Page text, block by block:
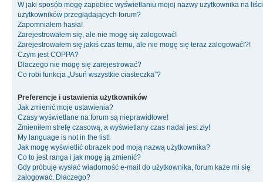
W jaki sposób mogę zapobiec wyświetlaniu mojej nazwy użytkownika na
użytkowników przeglądających forum?
Zapomniałem hasła!
Zarejestrowałem się, ale nie mogę się zalogować!
Zarejestrowałem się jakiś czas temu, ale nie mogę się teraz zalogować!?!
Czym jest COPPA?
Dlaczego nie mogę się zarejestrować?
Co robi funkcja „Usuń wszystkie ciasteczka”?
Preferencje i ustawienia użytkowników
Jak zmienić moje ustawienia?
Czasy wyświetlane na forum są nieprawidłowe!
Zmieniłem strefę czasową, a wyświetlany czas nadal jest zły!
My language is not in the list!
Jak mogę wyświetlić obrazek pod moją nazwą użytkownika?
Co to jest ranga i jak mogę ją zmienić?
Gdy próbuję wysłać wiadomość e-mail do użytkownika, forum każe mi się
zalogować. Dlaczego?